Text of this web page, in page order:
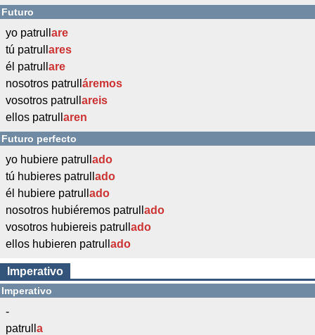
Futuro
yo patrull are
tú patrull ares
él patrull are
nosotros patrull áremos
vosotros patrull areis
ellos patrull aren
Futuro perfecto
yo hubiere patrull ado
tú hubieres patrull ado
él hubiere patrull ado
nosotros hubiéremos patrull ado
vosotros hubiereis patrull ado
ellos hubieren patrull ado
Imperativo
Imperativo
-
patrull a